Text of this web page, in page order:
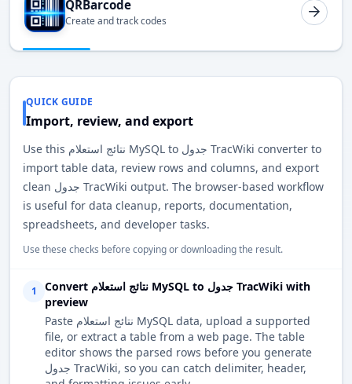
QRBarcode
Create and track codes
QUICK GUIDE
Import, review, and export
Use this نتائج استعلام MySQL to جدول TracWiki converter to
import table data, review rows and columns, and export
clean جدول TracWiki output. The browser-based workflow
is useful for data cleanup, reports, documentation,
spreadsheets, and developer tasks.
Use these checks before copying or downloading the result.
1
Convert نتائج استعلام MySQL to جدول TracWiki with
preview
Paste نتائج استعلام MySQL data, upload a supported
file, or extract a table from a web page. The table
editor shows the parsed rows before you generate
جدول TracWiki, so you can catch delimiter, header,